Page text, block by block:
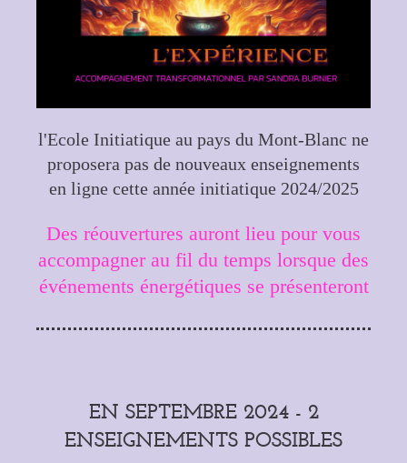
l'Ecole Initiatique au pays du Mont-Blanc ne
proposera pas de nouveaux enseignements
en ligne cette année initiatique 2024/2025
Des réouvertures auront lieu pour vous
accompagner au fil du temps lorsque des
événements énergétiques se présenteront
EN SEPTEMBRE 2024 - 2
ENSEIGNEMENTS POSSIBLES